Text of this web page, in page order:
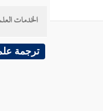
الخدمات
ترجمة